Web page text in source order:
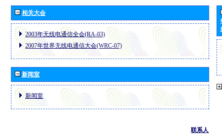
相关大会
2003年无线电通信全会(RA-03)
2007年世界无线电通信大会(WRC-07)
新闻室
新闻室
联系人